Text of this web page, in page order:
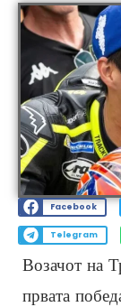
Facebook
Telegram
Возачот на
првата